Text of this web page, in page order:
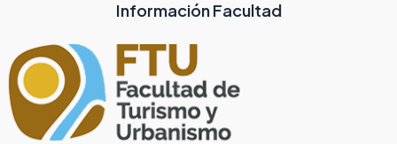
Información Facultad